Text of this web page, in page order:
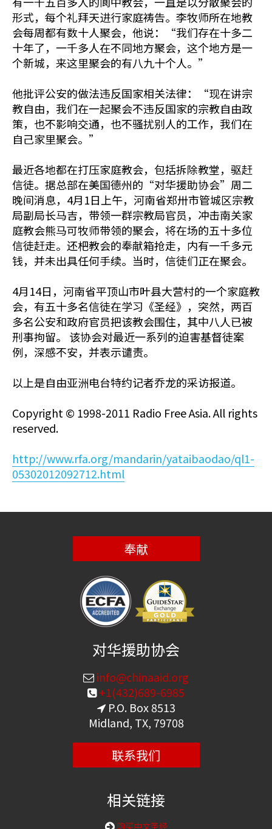
形式，每个礼拜天进行家庭祷告。李牧师所在地教
会每周都有数十人聚会，他说：“我们存在十多二
十年了，一千多人在不同地方聚会，这个地方是一
个新城，来这里聚会的有八九十个人。”
他批评公安的做法违反国家相关法律：“现在讲宗
教自由，我们在一起聚会不违反国家的宗教自由政
策，也不影响交通，也不骚扰别人的工作，我们在
自己家里聚会。”
最近各地都在打压家庭教会，包括拆除教堂，驱赶
信徒。据总部在美国德州的“对华援助协会”周二
晚间消息，4月1日上午，河南省郑卅市管城区宗教
局副局长马吉，带领一群宗教局官员，冲击南关家
庭教会熊马可牧师带领的聚会，将在场的五十多位
信徒赶走。还杷教会的奉献箱抢走，内有一千多元
钱，并未出具任何手续。当时，信徒们正在聚会。
4月14日，河南省平顶山市叶县大营村的一个家庭教
会，有五十多名信徒在学习《圣经》，突然，两百
多名公安和政府官员把该教会围住，其中八人已被
刑事拘留。 该协会对最近一系列的迫害基督徒案
例，深感不安，并表示谴责。
以上是自由亚洲电台特约记者乔龙的采访报道。
Copyright © 1998-2011 Radio Free Asia. All rights
reserved.
http://www.rfa.org/mandarin/yataibaodao/ql1-
05302012092712.html
奉献
对华援助协会
info@chinaaid.org
+1(432)689-6985
P.O. Box 8513
Midland, TX, 79708
联系我们
相关链接
购买中文圣经